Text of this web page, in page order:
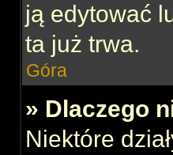
ją edytować
ta już trwa.
Góra
» Dlaczego
Niektóre